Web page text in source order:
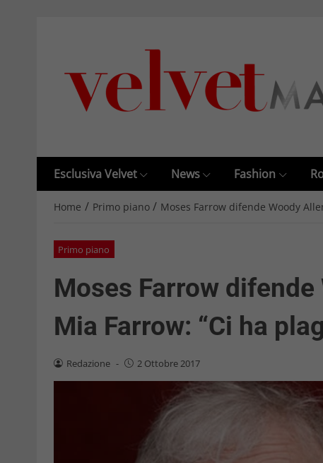
Esclusiva Velvet News Fashion
Home / Primo piano / Moses Farrow difende Woody
Primo piano
Moses Farrow
Mia Farrow: “Ci ha
Redazione - 2 Ottobre 2017